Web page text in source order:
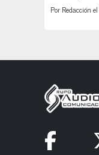
Por Redacción el